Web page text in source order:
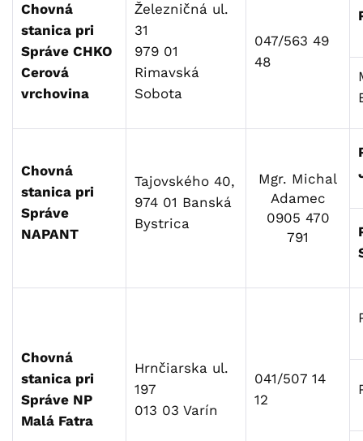
Chovná
stanica pri
Správe CHKO
Cerová
vrchovina
Železničná ul.
31
979 01
Rimavská
Sobota
047/563 49
48
Chovná
stanica pri
Správe
NAPANT
Tajovského 40,
974 01 Banská
Bystrica
Mgr. Michal
Adamec
0905 470
791
Chovná
stanica pri
Správe NP
Malá Fatra
Hrnčiarska ul.
197
013 03 Varín
041/507 14
12